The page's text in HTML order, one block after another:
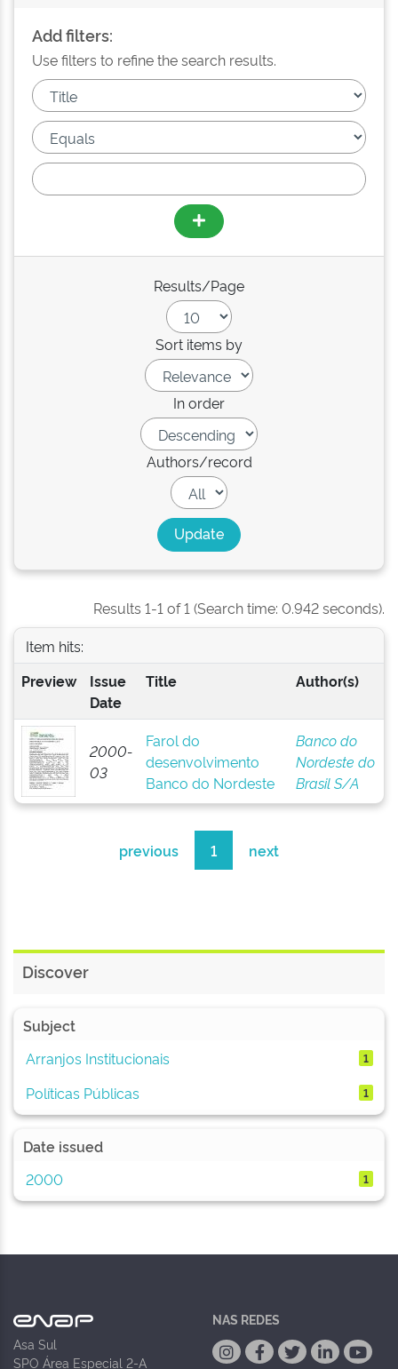
Add filters:
Use filters to refine the search results.
Results/Page
Sort items by
In order
Authors/record
Results 1-1 of 1 (Search time: 0.942 seconds).
Item hits:
Preview
Issue
Date
Title Author(s)
2000-
03
Farol do
desenvolvimento
Banco do Nordeste
Banco do
Nordeste do
Brasil S/A
previous 1 next
Discover
Subject
Arranjos Institucionais
1
Políticas Públicas 1
Date issued
2000
1
Asa Sul
SPO Área Especial 2-A
NAS REDES